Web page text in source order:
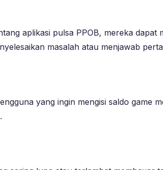
aplikasi pulsa PPOB, mereka
masalah atau menjawab
yang ingin mengisi saldo